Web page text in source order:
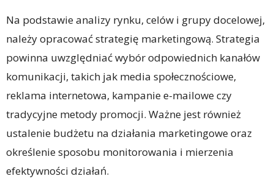
Na podstawie analizy rynku, celów i grupy docelowej,
należy opracować strategię marketingową. Strategia
powinna uwzględniać wybór odpowiednich kanałów
komunikacji, takich jak media społecznościowe,
reklama internetowa, kampanie e-mailowe czy
tradycyjne metody promocji. Ważne jest również
ustalenie budżetu na działania marketingowe oraz
określenie sposobu monitorowania i mierzenia
efektywności działań.